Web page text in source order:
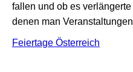
fallen und ob es
denen man
Feiertage Österreich